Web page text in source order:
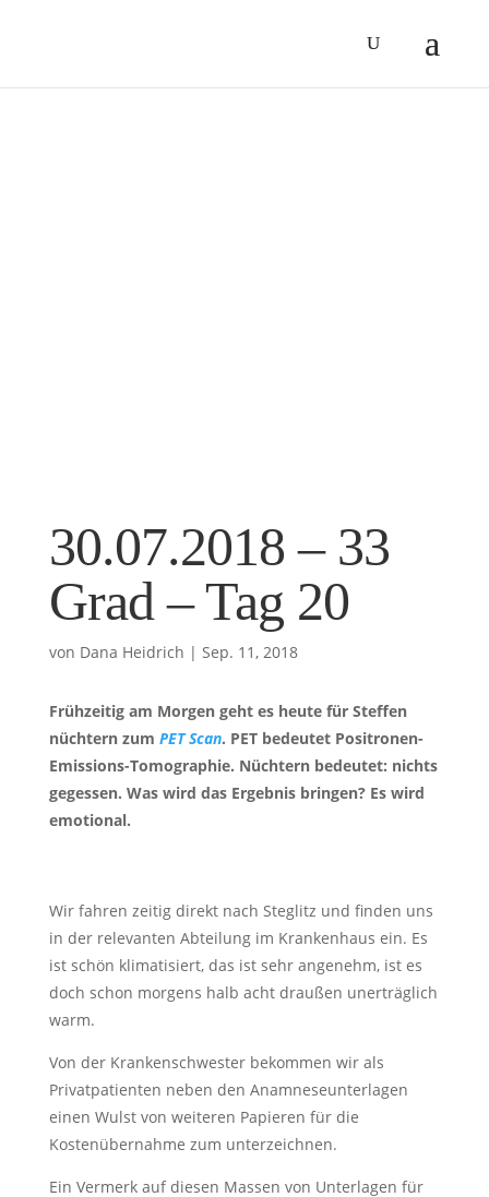
30.07.2018 – 33
Grad – Tag 20
von Dana Heidrich | Sep. 11, 2018
Frühzeitig am Morgen geht es heute für Steffen
nüchtern zum PET Scan. PET bedeutet Positronen-
Emissions-Tomographie. Nüchtern bedeutet: nichts
gegessen. Was wird das Ergebnis bringen? Es wird
emotional.
Wir fahren zeitig direkt nach Steglitz und finden uns
in der relevanten Abteilung im Krankenhaus ein. Es
ist schön klimatisiert, das ist sehr angenehm, ist es
doch schon morgens halb acht draußen unerträglich
warm.
Von der Krankenschwester bekommen wir als
Privatpatienten neben den Anamneseunterlagen
einen Wulst von weiteren Papieren für die
Kostenübernahme zum unterzeichnen.
Ein Vermerk auf diesen Massen von Unterlagen für